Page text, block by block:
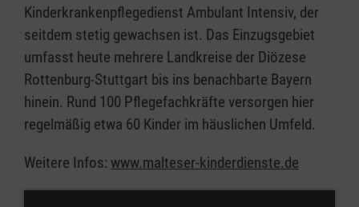
Kinderkrankenpflegedienst Ambulant Intensiv, der
seitdem stetig gewachsen ist. Das Einzugsgebiet
umfasst heute mehrere Landkreise der Diözese
Rottenburg-Stuttgart bis ins benachbarte Bayern
hinein. Rund 100 Pflegefachkräfte versorgen hier
regelmäßig etwa 60 Kinder im häuslichen Umfeld.
Weitere Infos: www.malteser-kinderdienste.de